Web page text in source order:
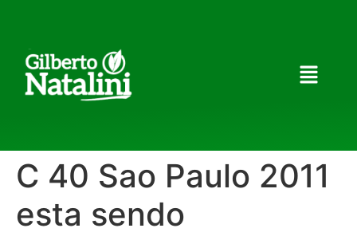
C 40 Sao Paulo 2011
esta sendo